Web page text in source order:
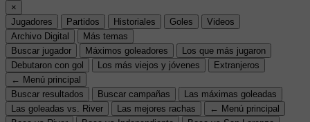
×
Jugadores
Partidos Historiales Goles
Videos
Archivo Digital
Más temas
Buscar jugador
Máximos goleadores
Los que más jugaron
Debutaron con gol
Los más viejos y jóvenes
Extranjeros
← Menú principal
Buscar resultados
Buscar campañas
Las máximas goleadas
Las goleadas vs. River
Las mejores rachas
← Menú principal